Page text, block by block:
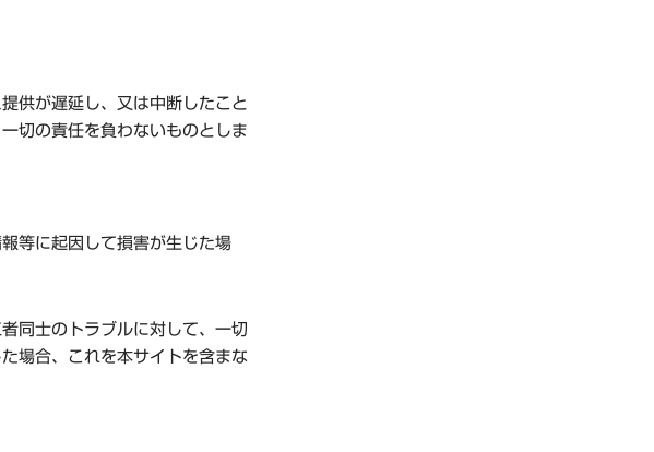
供が遅延し、又は中断したこと
切の責任を負わないものとしま
等に起因して損害が生じた場
同士のトラブルに対して、一切
場合、これを本サイトを含まな